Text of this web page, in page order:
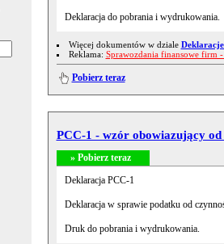
Deklaracja do pobrania i wydrukowania.
Więcej dokumentów w dziale
Reklama: Sprawozdania finansowe firm
Pobierz teraz
PCC-1 - wzór obowiazujący
» Pobierz teraz
Deklaracja PCC-1
Deklaracja w sprawie podatku od
Druk do pobrania i wydrukowania.